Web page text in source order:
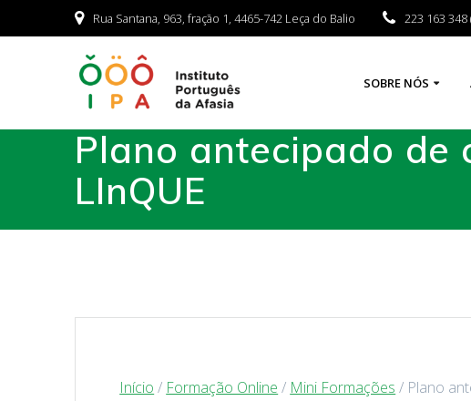
Rua Santana, 963, fração 1, 4465-742 Leça do Balio 223 163
SOBRE NÓS
Plano antecipado de
LInQUE
Início / Formação Online / Mini Formações / Plano